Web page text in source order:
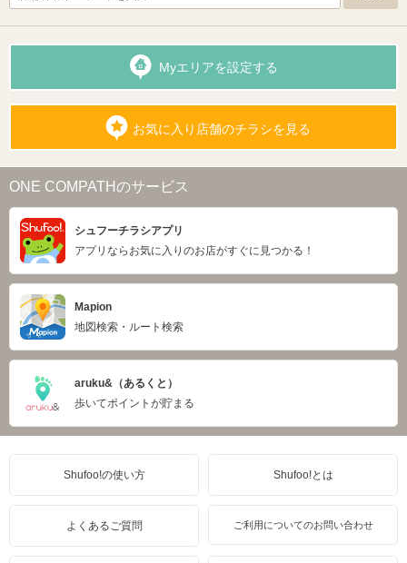
Myエリアを設定する
お気に入り店舗のチラシを見る
ONE COMPATHのサービス
シュフーチラシアプリ
アプリならお気に入りのお店がすぐに見つかる！
Mapion
地図検索・ルート検索
aruku&（あるくと）
歩いてポイントが貯まる
Shufoo!の使い方 Shufoo!とは
よくあるご質問 ご利用についてのお問い合わせ